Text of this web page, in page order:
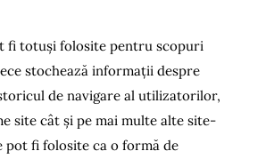
fi totuși folosite pentru scopuri
stochează informații despre
de navigare al utilizatorilor,
site cât și pe mai multe alte site-
fi folosite ca o formă de